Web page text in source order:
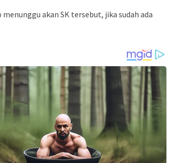
akan SK tersebut, jika sudah ada